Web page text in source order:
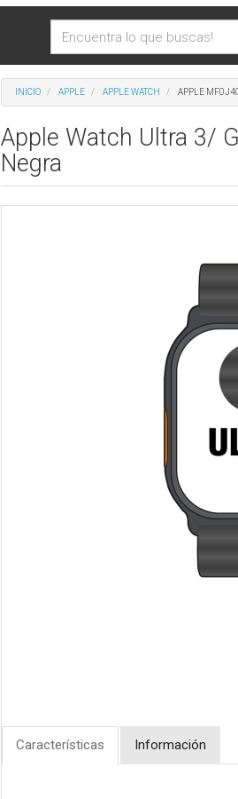
INICIO APPLE APPLE WATCH APPLE
Apple Watch Ultra 3/
Negra
Características Información